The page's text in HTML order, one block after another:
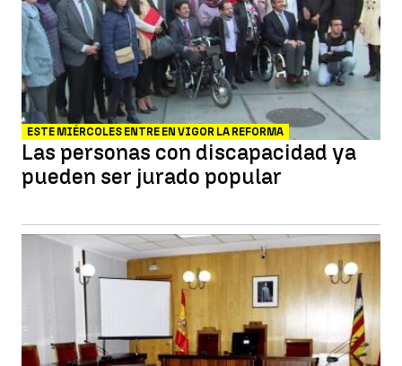
ESTE MIÉRCOLES ENTRE EN VIGOR LA REFORMA
Las personas con discapacidad ya
pueden ser jurado popular